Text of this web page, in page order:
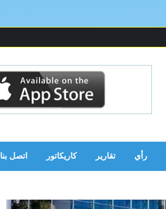
رأي تقارير كاريكاتور اتصل بنا